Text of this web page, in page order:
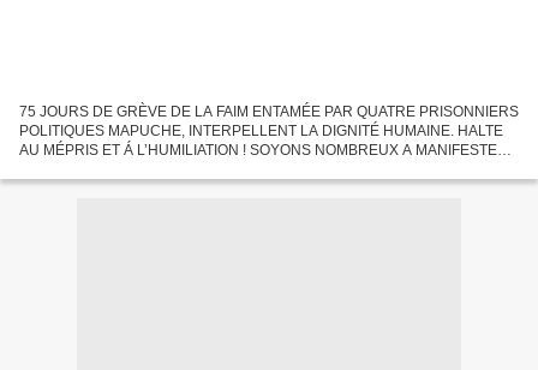
75 JOURS DE GRÈVE DE LA FAIM ENTAMÉE PAR QUATRE PRISONNIERS
POLITIQUES MAPUCHE, INTERPELLENT LA DIGNITÉ HUMAINE. HALTE
AU MÉPRIS ET Á L’HUMILIATION ! SOYONS NOMBREUX A MANIFESTER
DU PEUPLE MAPUCHE...